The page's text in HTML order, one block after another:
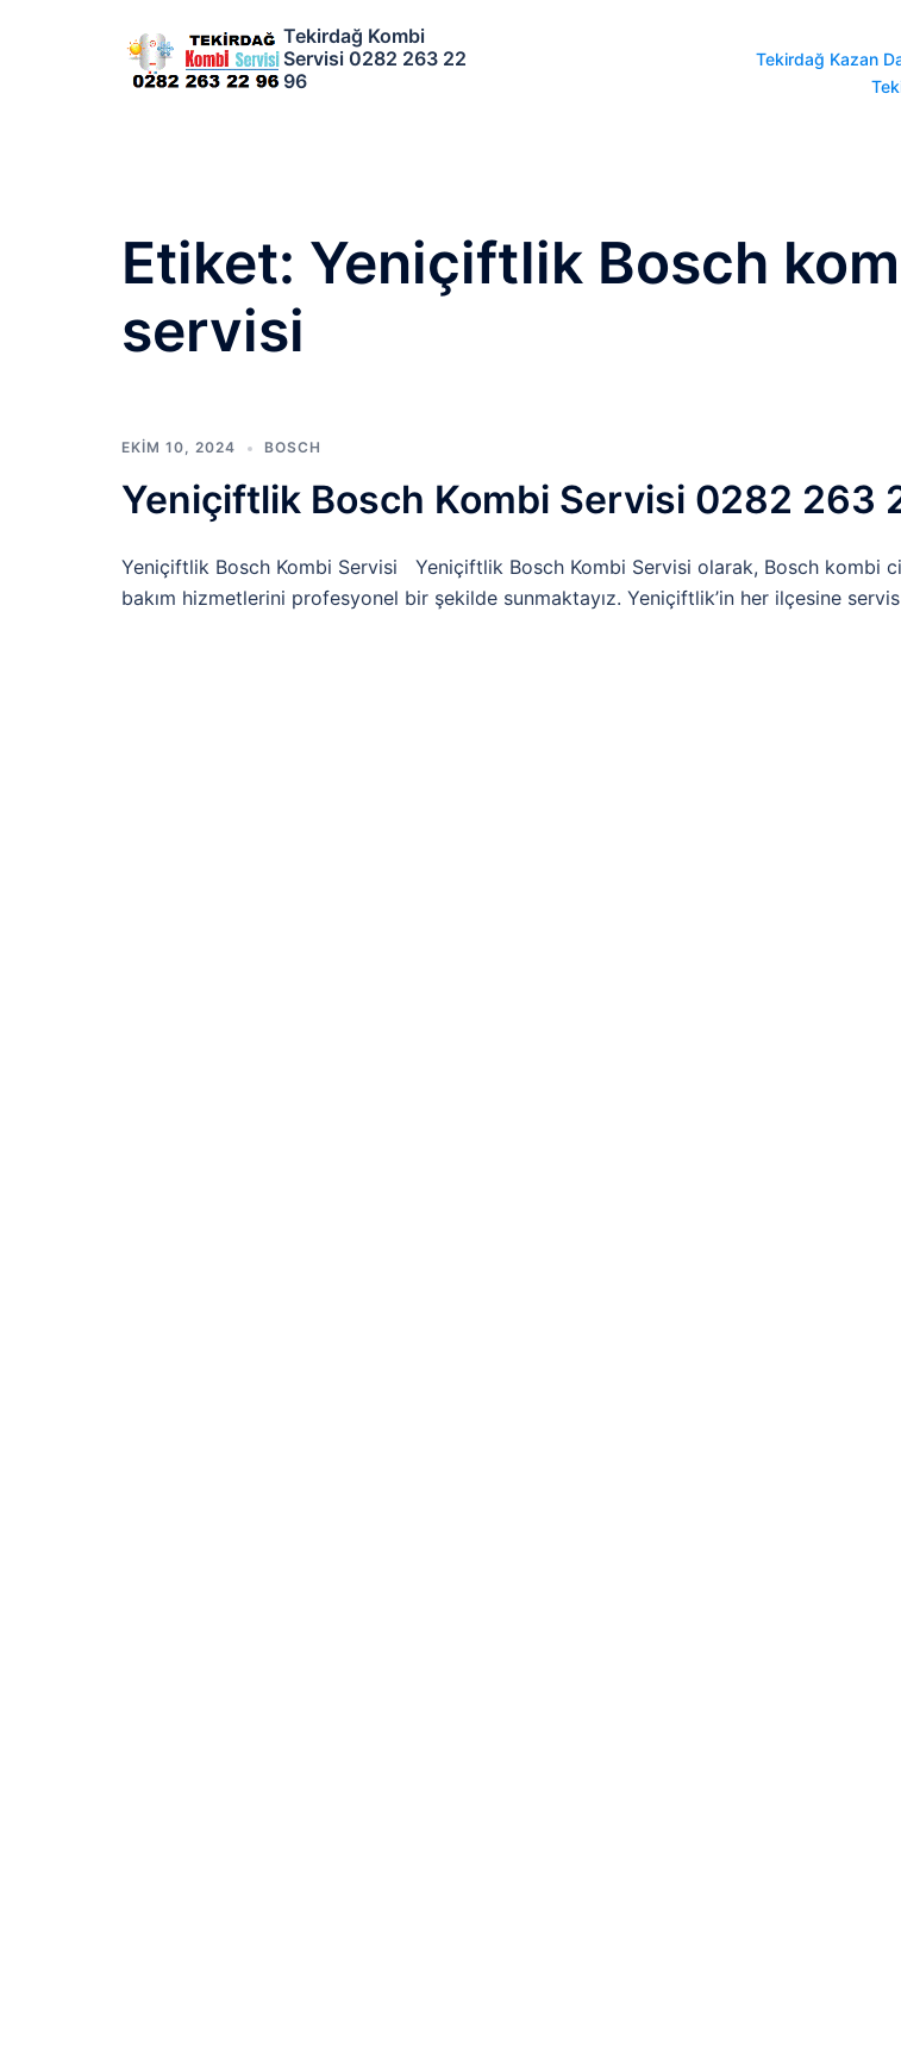
Tekirdağ Kombi
Servisi 0282 263 22
96
Tekirdağ Kazan
Etiket: Yeniçiftlik Bosch
servisi
EKIM 10, 2024 BOSCH
Yeniçiftlik Bosch Kombi Servisi 0282 263
Yeniçiftlik Bosch Kombi Servisi Yeniçiftlik Bosch Kombi Servisi olarak, Bosch kombi
bakım hizmetlerini profesyonel bir şekilde sunmaktayız. Yeniçiftlik’in her ilçesine